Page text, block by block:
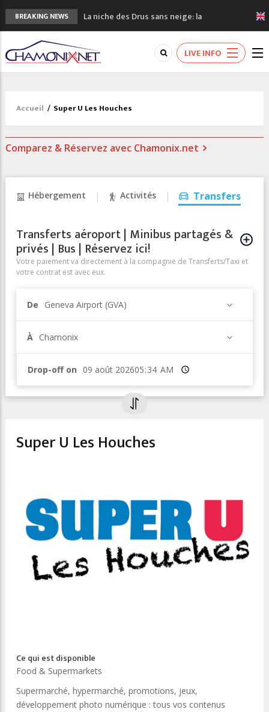
BREAKING NEWS
La niche des Drus sans neige: la
sécheresse en haute montagne
3 bonnes raisons pour visiter le nouveau
Musée du Mont-Blanc
Accidents en montagne: 3 personnes sont
Craft ouvre un nouveau magasin de course
LIVE INFO
Accueil / Super U Les Houches
Comparez & Réservez avec Chamonix.net
Hébergement Activités Transfers
Transferts aéroport | Minibus partagés &
privés | Bus | Réservez ici!
Votre paiement va directement à la compagnie de Transferts/Taxi et
votre contrat est avec eux.
De Geneva Airport (GVA)
À Chamonix
Drop-off on Heure
Super U Les Houches
Ce qui est disponible
Food & Supermarkets
Supermarché, hypermarché, promotions, jeux,
développement photo numérique : tous vos contenus